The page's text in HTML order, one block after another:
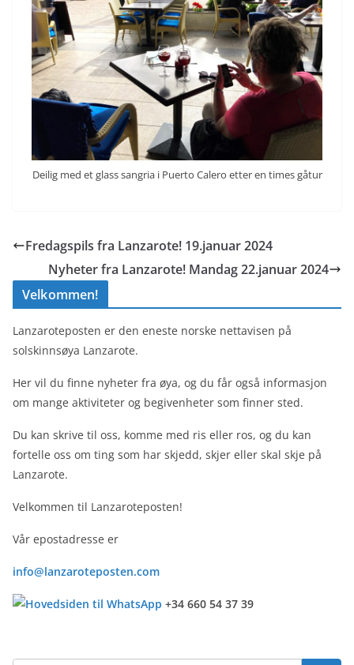
Deilig med et glass sangria i Puerto Calero etter en times gåtur
Fredagspils fra Lanzarote! 19.januar 2024
Nyheter fra Lanzarote! Mandag 22.januar 2024
Velkommen!
Lanzaroteposten er den eneste norske nettavisen på
solskinnsøya Lanzarote.
Her vil du finne nyheter fra øya, og du får også informasjon
om mange aktiviteter og begivenheter som finner sted.
Du kan skrive til oss, komme med ris eller ros, og du kan
fortelle oss om ting som har skjedd, skjer eller skal skje på
Lanzarote.
Velkommen til Lanzaroteposten!
Vår epostadresse er
info@lanzaroteposten.com
+34 660 54 37 39